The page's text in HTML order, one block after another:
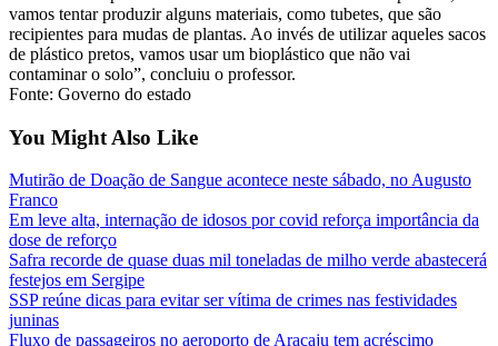
vamos tentar produzir alguns materiais, como tubetes, que são
recipientes para mudas de plantas. Ao invés de utilizar aqueles sacos
de plástico pretos, vamos usar um bioplástico que não vai
contaminar o solo”, concluiu o professor.
Fonte: Governo do estado
You Might Also Like
Mutirão de Doação de Sangue acontece neste sábado, no Augusto
Franco
Em leve alta, internação de idosos por covid reforça importância da
dose de reforço
Safra recorde de quase duas mil toneladas de milho verde abastecerá
festejos em Sergipe
SSP reúne dicas para evitar ser vítima de crimes nas festividades
juninas
Fluxo de passageiros no aeroporto de Aracaju tem acréscimo